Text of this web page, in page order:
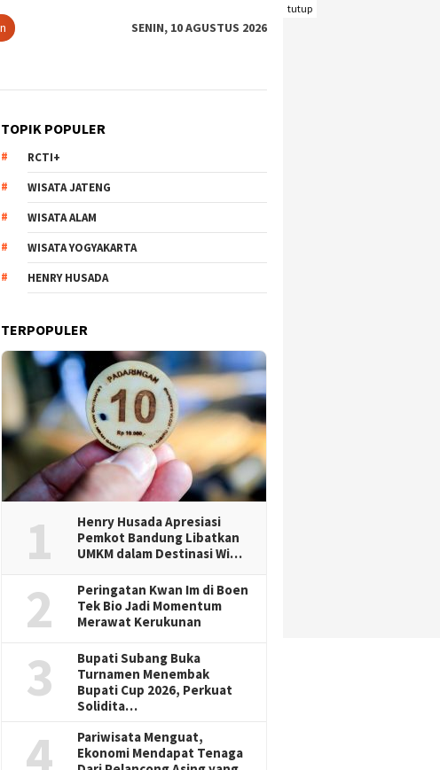
tutup
SENIN, 10 AGUSTUS 2026
Kebun Hortensia Brakseng di
Produktif ke Destinasi
Wisata Bunga di Gunung
TOPIK POPULER
RCTI+
WISATA JATENG
WISATA ALAM
WISATA YOGYAKARTA
HENRY HUSADA
TERPOPULER
1
Henry Husada Apresiasi
Pemkot Bandung Libatkan
UMKM dalam Destinasi Wi…
2
Peringatan Kwan Im di Boen
Tek Bio Jadi Momentum
Merawat Kerukunan
3
Bupati Subang Buka
Turnamen Menembak
Bupati Cup 2026, Perkuat
Solidita…
4
Pariwisata Menguat,
Ekonomi Mendapat Tenaga